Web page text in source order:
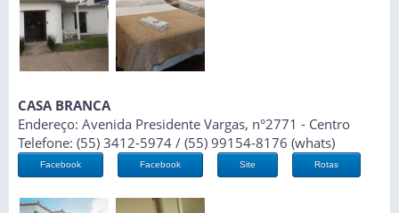
CASA BRANCA
Endereço: Avenida Presidente Vargas, n°2771 - Centro
Telefone: (55) 3412-5974 / (55) 99154-8176 (whats)
Facebook Facebook Site Rotas